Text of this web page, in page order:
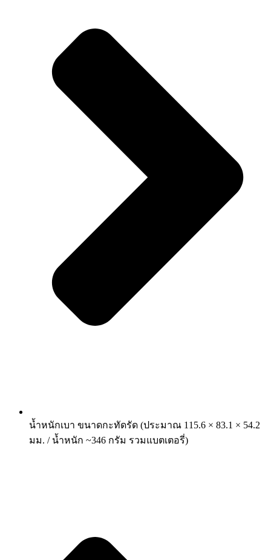
น้ำหนักเบา ขนาดกะทัดรัด (ประมาณ 115.6 × 83.1 × 54.2
มม. / น้ำหนัก ~346 กรัม รวมแบตเตอรี่)